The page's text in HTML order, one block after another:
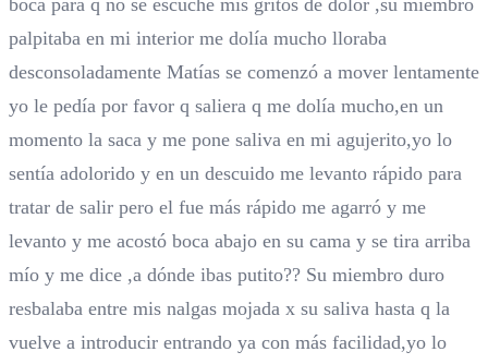
boca para q no se escuche mis gritos de dolor ,su miembro
palpitaba en mi interior me dolía mucho lloraba
desconsoladamente Matías se comenzó a mover lentamente
yo le pedía por favor q saliera q me dolía mucho,en un
momento la saca y me pone saliva en mi agujerito,yo lo
sentía adolorido y en un descuido me levanto rápido para
tratar de salir pero el fue más rápido me agarró y me
levanto y me acostó boca abajo en su cama y se tira arriba
mío y me dice ,a dónde ibas putito?? Su miembro duro
resbalaba entre mis nalgas mojada x su saliva hasta q la
vuelve a introducir entrando ya con más facilidad,yo lo